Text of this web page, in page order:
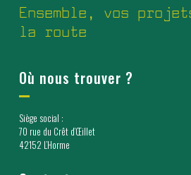
Ensemble, vos
la route
Où nous trouver ?
Siège social :
70 rue du Crêt d’Œillet
42152 L’Horme